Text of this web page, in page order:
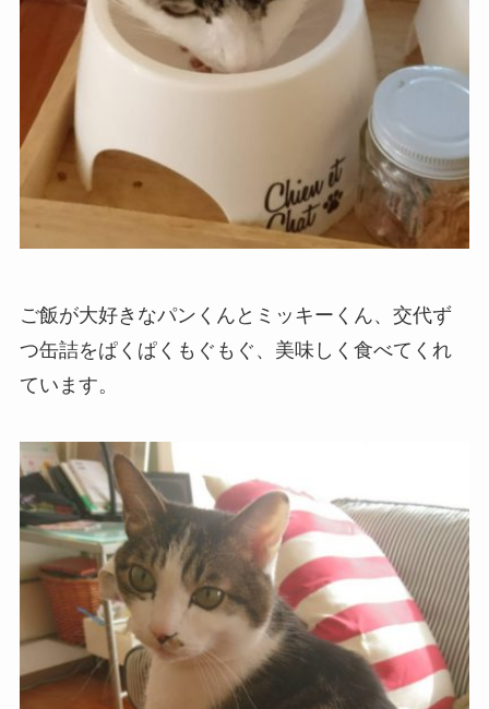
ご飯が大好きなパンくんとミッキーくん、交代ず
つ缶詰をぱくぱくもぐもぐ、美味しく食べてくれ
ています。